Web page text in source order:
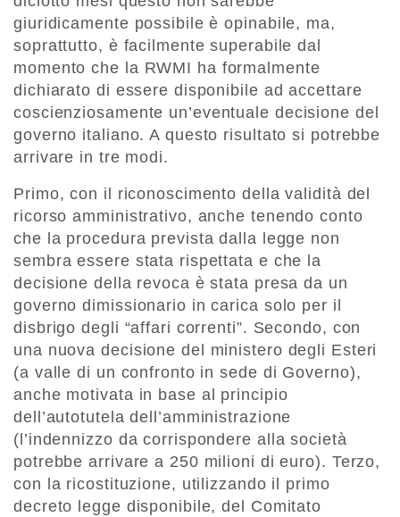
giuridicamente possibile è opinabile, ma,
soprattutto, è facilmente superabile dal
momento che la RWMI ha formalmente
dichiarato di essere disponibile ad accettare
coscienziosamente un’eventuale decisione del
governo italiano. A questo risultato si potrebbe
arrivare in tre modi.
Primo, con il riconoscimento della validità del
ricorso amministrativo, anche tenendo conto
che la procedura prevista dalla legge non
sembra essere stata rispettata e che la
decisione della revoca è stata presa da un
governo dimissionario in carica solo per il
disbrigo degli “affari correnti”. Secondo, con
una nuova decisione del ministero degli Esteri
(a valle di un confronto in sede di Governo),
anche motivata in base al principio
dell’autotutela dell’amministrazione
(l’indennizzo da corrispondere alla società
potrebbe arrivare a 250 milioni di euro). Terzo,
con la ricostituzione, utilizzando il primo
decreto legge disponibile, del Comitato